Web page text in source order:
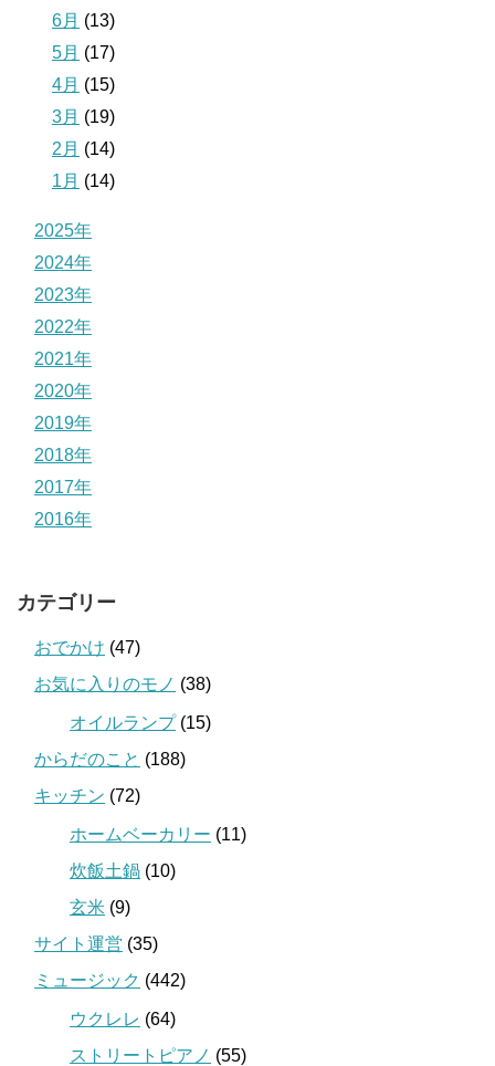
6月 (13)
5月 (17)
4月 (15)
3月 (19)
2月 (14)
1月 (14)
2025年
2024年
2023年
2022年
2021年
2020年
2019年
2018年
2017年
2016年
カテゴリー
おでかけ (47)
お気に入りのモノ (38)
オイルランプ(15)
からだのこと (188)
キッチン (72)
ホームベーカリー (11)
炊飯土鍋 (10)
玄米 (9)
サイト運営 (35)
ミュージック (442)
ウクレレ (64)
ストリートピアノ (55)